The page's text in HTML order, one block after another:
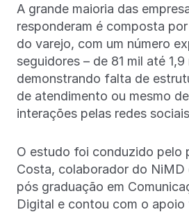
A grande maioria das
responderam é composta
do varejo, com um número
seguidores – de 81 mil até 1,9
demonstrando falta de
de atendimento ou mesmo
interações pelas redes
O estudo foi conduzido pelo
Costa, colaborador do NiMD
pós graduação em
Digital e contou com o apoio